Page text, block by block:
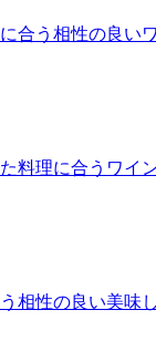
合う相性の良い
料理に合うワイ
相性の良い美味